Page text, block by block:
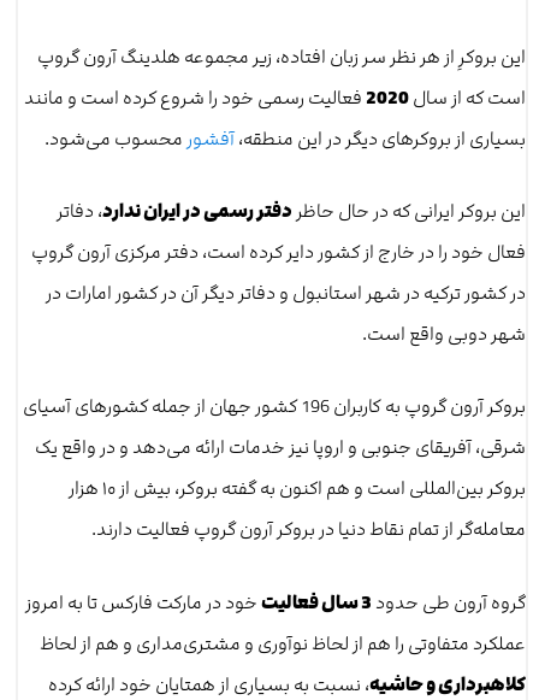
این بروکرِ از هر نظر سر زبان افتاده، زیر مجموعه هلدینگ آرون گروپ
است که از سال2020 فعالیت رسمی خود را شروع کرده است و مانند
بسیاری از بروکرهای دیگر در این منطقه،آفشور محسوب می‌شود.
این بروکر ایرانی که در حال حاظر دفتر رسمی در ایران ندارد، دفاتر
فعال خود را در خارج از کشور دایر کرده است، دفتر مرکزی آرون گروپ
در کشور ترکیه در شهر استانبول و دفاتر دیگر آن در کشور امارات در
شهر دوبی واقع است.
بروکر آرون گروپ به کاربران 196 کشور جهان از جمله کشورهای آسیای
شرقی، آفریقای جنوبی و اروپا نیز خدمات ارائه می‌دهد و در واقع یک
بروکر بین‌المللی است و هم اکنون به گفته بروکر، بیش از ۱۰ هزار
معامله‌گر از تمام نقاط دنیا در بروکر آرون گروپ فعالیت دارند.
گروه آرون طی حدود 3 سال فعالیت
خود در مارکت فارکس تا به امروز
عملکرد متفاوتی را هم از لحاظ نوآوری و مشتری‌مداری و هم از لحاظ
کلاهبرداری و حاشیه، نسبت به بسیاری از همتایان خود ارائه کرده